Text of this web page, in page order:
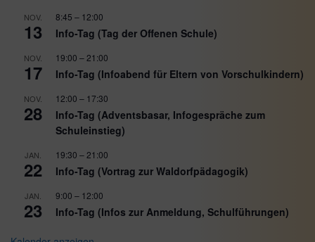
NOV.
13
8:45 – 12:00
Info-Tag (Tag der Offenen Schule)
NOV.
17
19:00 – 21:00
Info-Tag (Infoabend für Eltern von Vorschulkindern)
NOV.
28
12:00 – 17:30
Info-Tag (Adventsbasar, Infogespräche zum
Schuleinstieg)
JAN.
22
19:30 – 21:00
Info-Tag (Vortrag zur Waldorfpädagogik)
JAN.
23
9:00 – 12:00
Info-Tag (Infos zur Anmeldung, Schulführungen)